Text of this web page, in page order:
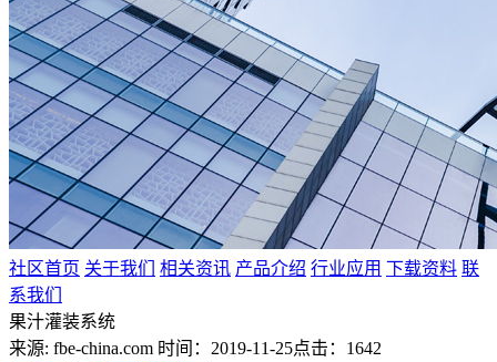
社区首页 关于我们 相关资讯 产品介绍 行业应用 下载资料 联
系我们
果汁灌装系统
来源: fbe-china.com 时间：2019-11-25点击：1642